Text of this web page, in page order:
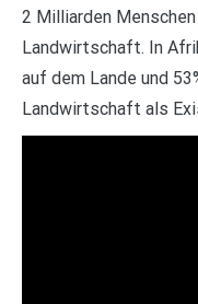
2 Milliarden
Landwirtschaft. In
auf dem Lande und
Landwirtschaft als